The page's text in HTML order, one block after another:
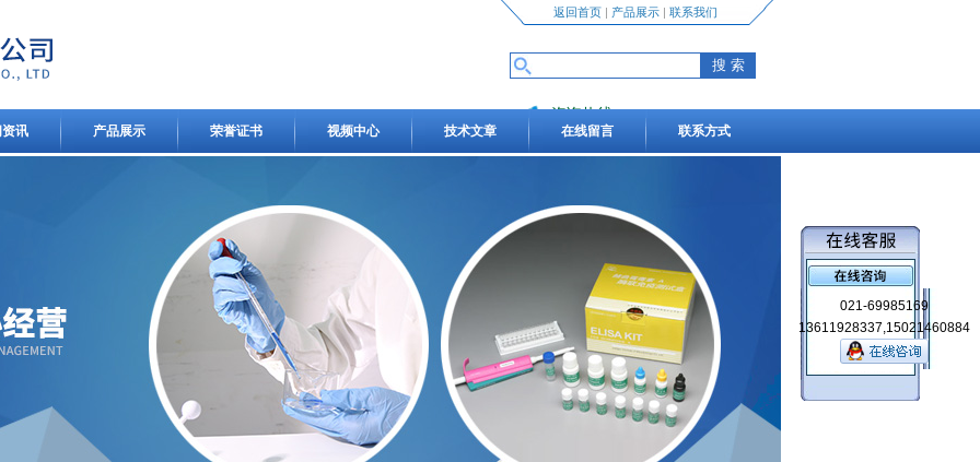
返回首页| 产品展示| 联系我们
咨询热线
13611928337,15021460884
讯 产品展示 荣誉证书 视频中心 技术文章 在线留言 联系方式
021-69985169
13611928337,15021460884